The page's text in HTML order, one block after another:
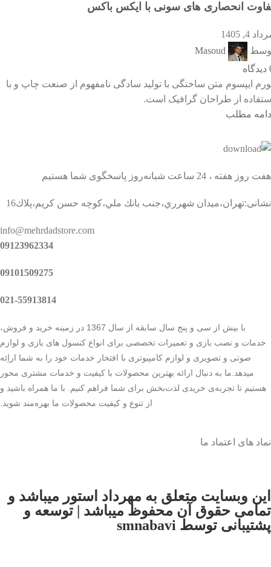
انحصاری های سونی با ایکس باکس
4, 1405
Masoud
دیدگاه
ایپسوم متن ساختگی با تولید سادگی نامفهوم از صنعت چاپ و با
از طراحان گرافیک است.
مطلب
هفت روز هفته ، 24 ساعت شبانه‌روز پاسخگوی شما هستیم
نشانی:تهران،ميدان شهرري،جنب بانك ملي،كوچه حسن كريم،پلاك16
info@mehrdadstore.com
09123962334
09101509275
021-55913814
با بیش از سی و پنج سال سابقه از سال 1367 در زمینه خرید و فروش،
خدمات و نصب بازی و تعمیرات تخصصی برای انواع کنسول های بازی و لوازم
صوتی و تصویری و لوازم کامپیوتری با افتخار خدمات خود را به شما اراِئه
میدهد.ما به دنبال ارائه بهترین محصولات با کیفیت و خدمات مشتری محور
هستیم تا تجربه‌ی خریدی لذت‌بخش برای شما فراهم کنیم. با ما همراه باشید و
از تنوع و کیفیت محصولات ما بهره‌مند شوید.
نماد های اعتماد ما
اين وبسايت متعلق به مهرداد استور ميباشد و
تمامی حقوق آن محفوظ ميباشد | توسعه و
پشتیبانی توسط smnabavi